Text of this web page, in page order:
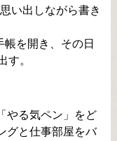
い出しながら書き
を開き、その日
す。
やる気ペン」をど
グと仕事部屋をバ